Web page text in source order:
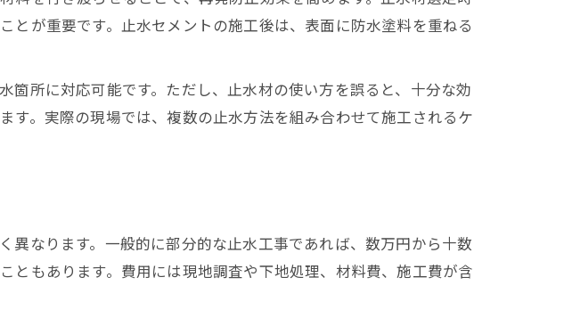
が重要です。止水セメントの施工後は、表面に防水塗料を重ねる
所に対応可能です。ただし、止水材の使い方を誤ると、十分な効
。実際の現場では、複数の止水方法を組み合わせて施工されるケ
なります。一般的に部分的な止水工事であれば、数万円から十数
もあります。費用には現地調査や下地処理、材料費、施工費が含